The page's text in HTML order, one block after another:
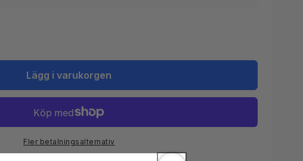
Lägg i varukorgen
Fler betalningsalternativ